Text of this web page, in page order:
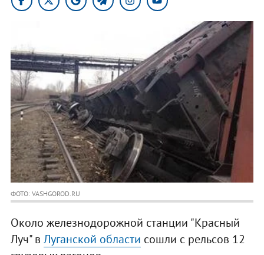
ФОТО: VASHGOROD.RU
Около железнодорожной станции "Красный
Луч" в Луганской области сошли с рельсов 12